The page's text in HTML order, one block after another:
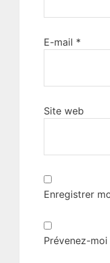
E-mail *
Site web
Enregistrer
Prévenez-